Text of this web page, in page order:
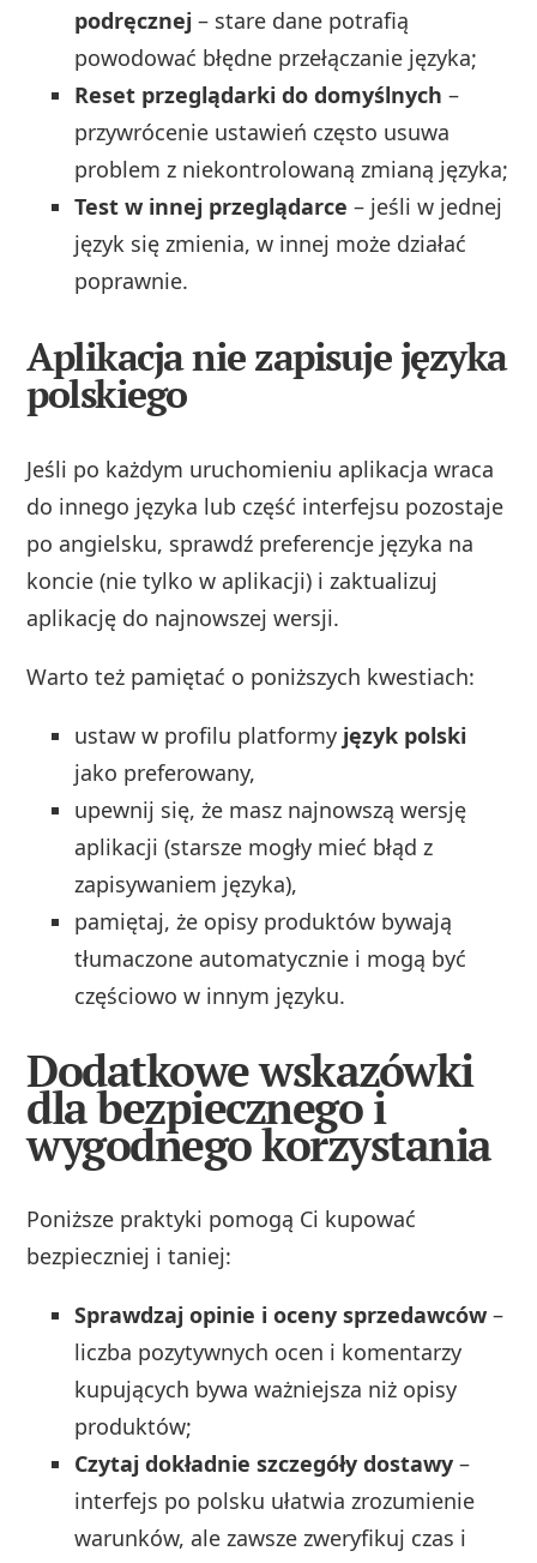
podręcznej – stare dane potrafią
powodować błędne przełączanie języka;
Reset przeglądarki do domyślnych –
przywrócenie ustawień często usuwa
problem z niekontrolowaną zmianą języka;
Test w innej przeglądarce – jeśli w jednej
język się zmienia, w innej może działać
poprawnie.
Aplikacja nie zapisuje języka
polskiego
Jeśli po każdym uruchomieniu aplikacja wraca
do innego języka lub część interfejsu pozostaje
po angielsku, sprawdź preferencje języka na
koncie (nie tylko w aplikacji) i zaktualizuj
aplikację do najnowszej wersji.
Warto też pamiętać o poniższych kwestiach:
ustaw w profilu platformy język polski
jako preferowany,
upewnij się, że masz najnowszą wersję
aplikacji (starsze mogły mieć błąd z
zapisywaniem języka),
pamiętaj, że opisy produktów bywają
tłumaczone automatycznie i mogą być
częściowo w innym języku.
Dodatkowe wskazówki
dla bezpiecznego i
wygodnego korzystania
Poniższe praktyki pomogą Ci kupować
bezpieczniej i taniej:
Sprawdzaj opinie i oceny sprzedawców –
liczba pozytywnych ocen i komentarzy
kupujących bywa ważniejsza niż opisy
produktów;
Czytaj dokładnie szczegóły dostawy –
interfejs po polsku ułatwia zrozumienie
warunków, ale zawsze zweryfikuj czas i